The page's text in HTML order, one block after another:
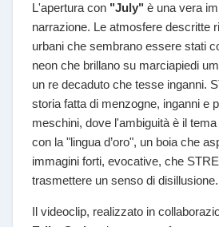
L'apertura con "July" è una vera
narrazione. Le atmosfere descritte
urbani che sembrano essere stati
neon che brillano su marciapiedi
un re decaduto che tesse inganni.
storia fatta di menzogne, inganni e
meschini, dove l'ambiguità è il
con la "lingua d’oro", un boia che
immagini forti, evocative, che
trasmettere un senso di disillusione.
Il videoclip, realizzato in